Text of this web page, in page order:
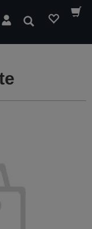
Pesquisar